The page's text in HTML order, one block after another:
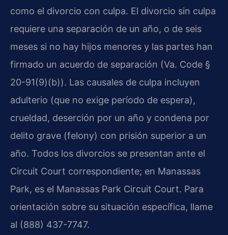
como el divorcio con culpa. El divorcio sin culpa
requiere una separación de un año, o de seis
meses si no hay hijos menores y las partes han
firmado un acuerdo de separación (Va. Code §
20-91(9)(b)). Las causales de culpa incluyen
adulterio (que no exige período de espera),
crueldad, deserción por un año y condena por
delito grave (felony) con prisión superior a un
año. Todos los divorcios se presentan ante el
Circuit Court correspondiente; en Manassas
Park, es el Manassas Park Circuit Court. Para
orientación sobre su situación específica, llame
al (888) 437-7747.